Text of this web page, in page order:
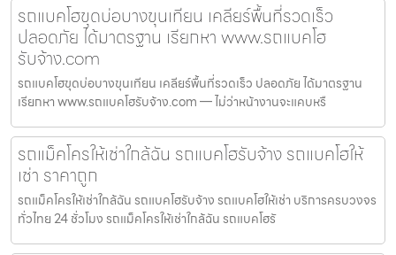
รถแบคโฮขุดบ่อบางขุนเทียน เคลียร์พื้นที่รวดเร็ว
ปลอดภัย ได้มาตรฐาน เรียกหา www.รถแบคโฮ
รับจ้าง.com
รถแบคโฮขุดบ่อบางขุนเทียน เคลียร์พื้นที่รวดเร็ว ปลอดภัย ได้มาตรฐาน
เรียกหา www.รถแบคโฮรับจ้าง.com — ไม่ว่าหน้างานจะแคบหรื
รถแม็คโครให้เช่าใกล้ฉัน รถแบคโฮรับจ้าง รถแบคโฮให้
เช่า ราคาถูก
รถแม็คโครให้เช่าใกล้ฉัน รถแบคโฮรับจ้าง รถแบคโฮให้เช่า บริการครบวงจร
ทั่วไทย 24 ชั่วโมง รถแม็คโครให้เช่าใกล้ฉัน รถแบคโฮรั